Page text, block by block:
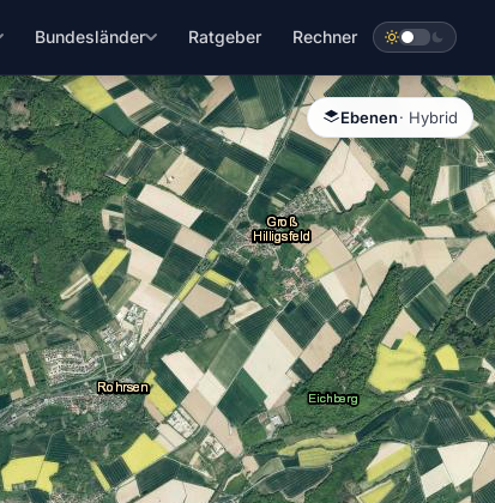
Bundesländer Ratgeber Rechner
Ebenen· Hybrid